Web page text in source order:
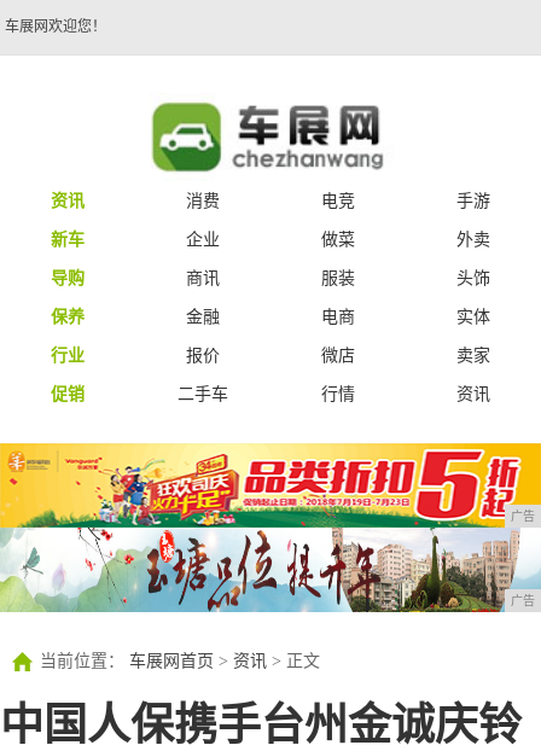
车展网欢迎您！
资讯 消费 电竞
手游
新车
企业 做菜
外卖
导购
商讯 服装
头饰
保养
金融 电商
实体
行业
报价 微店
卖家
促销
二手车 行情 资讯
广告
广告
当前位置： 车展网首页 > 资讯 > 正文
中国人保携手台州金诚庆铃